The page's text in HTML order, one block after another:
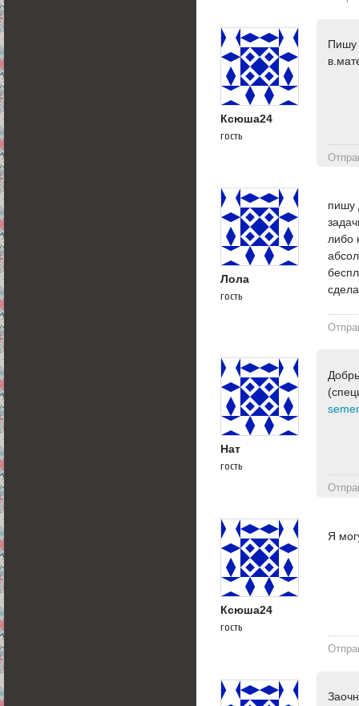
Ксюша24
гость
Пишу
Лола
гость
пишу
либо
Нат
гость
Ксюша24
гость
Я